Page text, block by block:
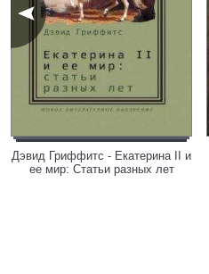
Дэвид Гриффитс - Екатерина II и
ее мир: Статьи разных лет